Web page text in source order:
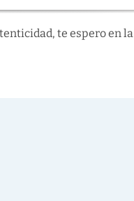
te espero en la